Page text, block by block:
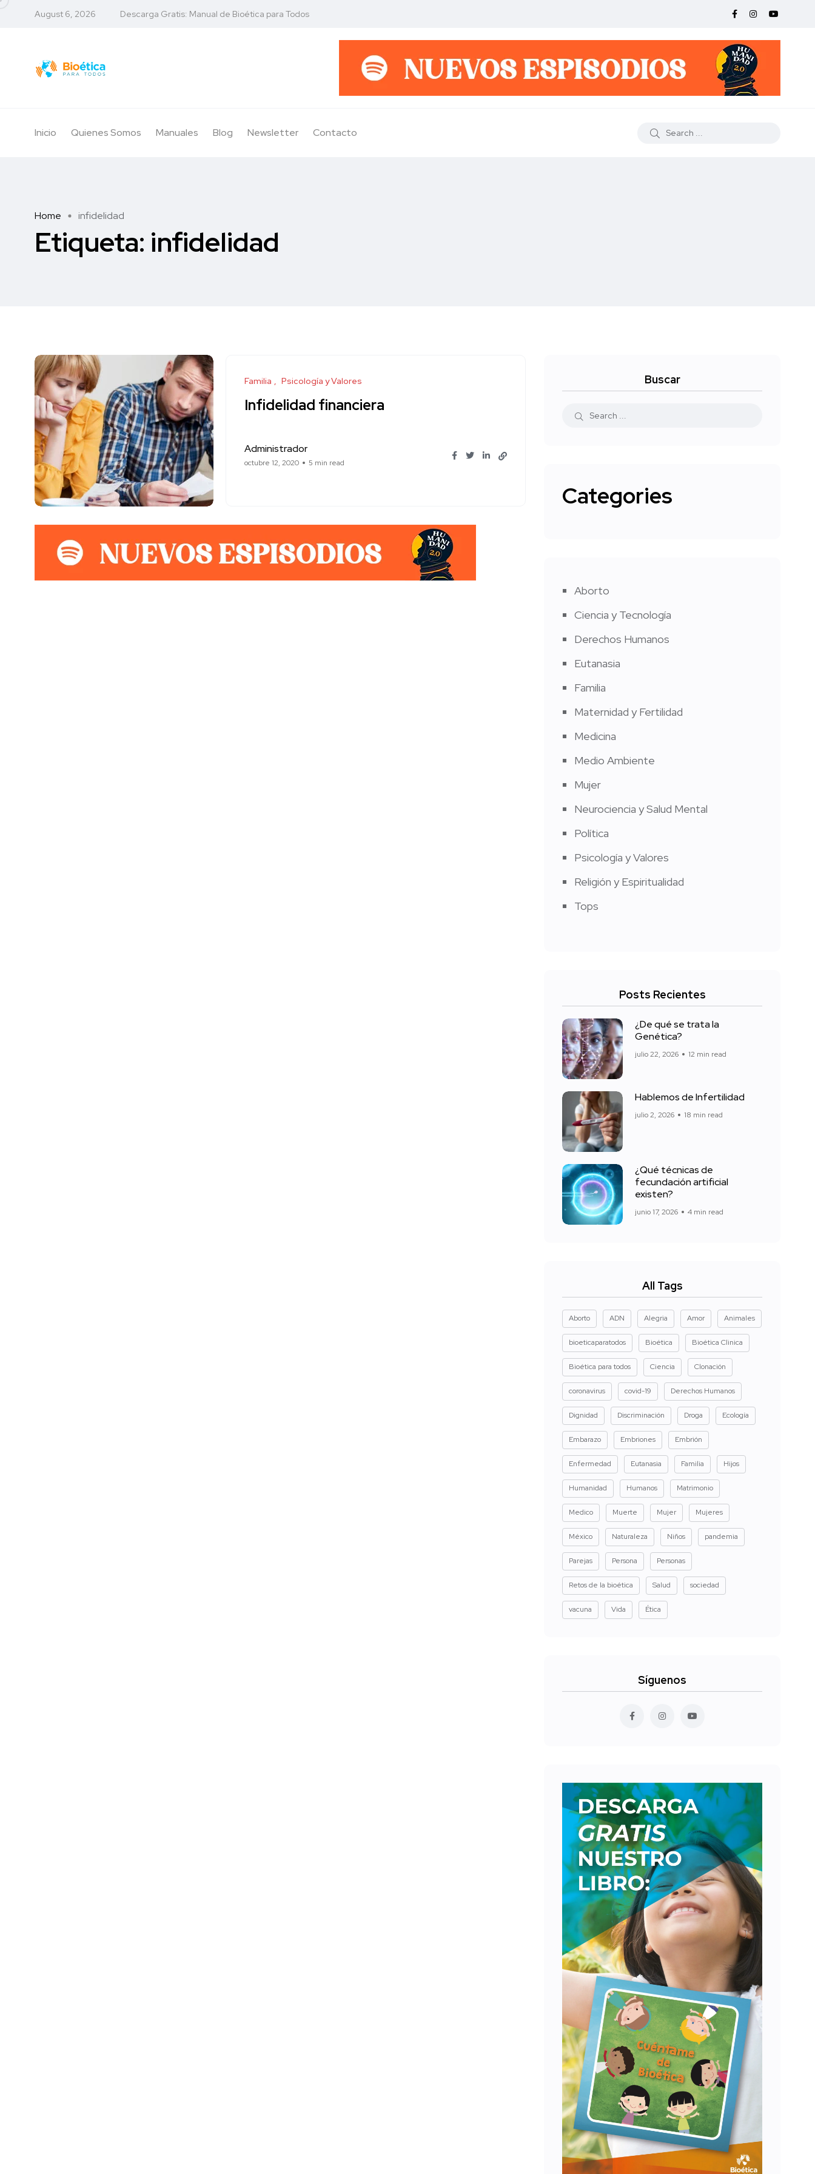
August 6, 2026 Descarga Gratis: Manual de Bioética para Todos
Inicio Quienes Somos Manuales Blog Newsletter Contacto
Home infidelidad
Etiqueta: infidelidad
Familia Psicología y Valores
Infidelidad financiera
Administrador
octubre 12, 2020 5 min read
Buscar
Categories
Aborto
Ciencia y Tecnología
Derechos Humanos
Eutanasia
Familia
Maternidad y Fertilidad
Medicina
Medio Ambiente
Mujer
Neurociencia y Salud Mental
Política
Psicología y Valores
Religión y Espiritualidad
Tops
Posts Recientes
¿De qué se trata la
Genética?
julio 22, 2026 12 min read
Hablemos de Infertilidad
julio 2, 2026 18 min read
¿Qué técnicas de
fecundación artificial
existen?
junio 17, 2026 4 min read
All Tags
Aborto ADN Alegria Amor Animales
bioeticaparatodos Bioética Bioética Clinica
Bioética para todos Ciencia Clonación
coronavirus covid-19 Derechos Humanos
Dignidad Discriminación Droga Ecología
Embarazo Embriones Embrión
Enfermedad Eutanasia Familia Hijos
Humanidad Humanos Matrimonio
Medico Muerte Mujer Mujeres
México Naturaleza Niños pandemia
Parejas Persona Personas
Retos de la bioética Salud sociedad
vacuna Vida Ética
Síguenos